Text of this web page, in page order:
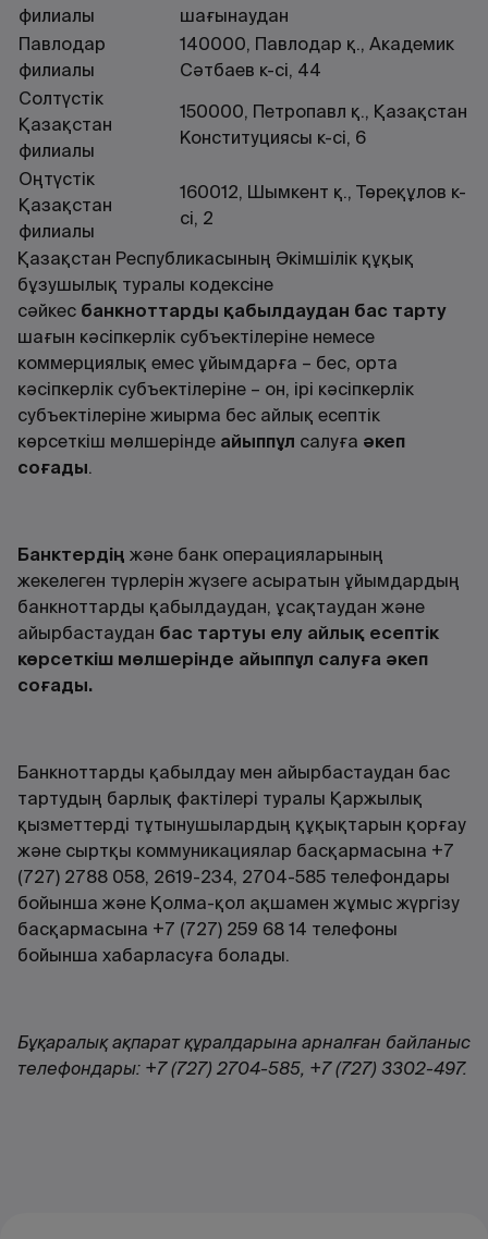
филиалы
шағынаудан
Павлодар
филиалы
140000, Павлодар қ., Академик
Сәтбаев к-сі, 44
Солтүстік
Қазақстан
филиалы
150000, Петропавл қ., Қазақстан
Конституциясы к-сі, 6
Оңтүстік
Қазақстан
филиалы
160012, Шымкент қ., Төреқұлов к-
сі, 2
Қазақстан Республикасының Әкімшілік құқық
бұзушылық туралы кодексіне
сәйкес банкноттарды қабылдаудан бас тарту
шағын кәсiпкерлiк субъектiлерiне немесе
коммерциялық емес ұйымдарға – бес, орта
кәсiпкерлiк субъектiлерiне – он, iрi кәсiпкерлiк
субъектiлерiне жиырма бес айлық есептiк
көрсеткiш мөлшерiнде айыппұл салуға әкеп
соғады.
Банктердің және банк операцияларының
жекелеген түрлерiн жүзеге асыратын ұйымдардың
банкноттарды қабылдаудан, ұсақтаудан және
айырбастаудан бас тартуы елу айлық есептiк
көрсеткiш мөлшерiнде айыппұл салуға әкеп
соғады.
Банкноттарды қабылдау мен айырбастаудан бас
тартудың барлық фактілері туралы Қаржылық
қызметтерді тұтынушылардың құқықтарын қорғау
және сыртқы коммуникациялар басқармасына +7
(727) 2788 058, 2619-234, 2704-585 телефондары
бойынша және Қолма-қол ақшамен жұмыс жүргізу
басқармасына +7 (727) 259 68 14 телефоны
бойынша хабарласуға болады.
Бұқаралық ақпарат құралдарына арналған байланыс
телефондары: +7 (727) 2704-585, +7 (727) 3302-497.